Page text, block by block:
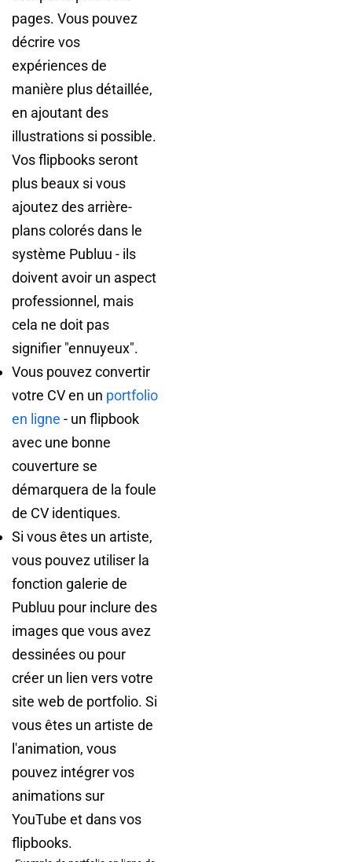
pages. Vous pouvez
décrire vos
expériences de
manière plus détaillée,
en ajoutant des
illustrations si possible.
Vos flipbooks seront
plus beaux si vous
ajoutez des arrière-
plans colorés dans le
système Publuu - ils
doivent avoir un aspect
professionnel, mais
cela ne doit pas
signifier "ennuyeux".
Vous pouvez convertir
votre CV en un portfolio
en ligne - un flipbook
avec une bonne
couverture se
démarquera de la foule
de CV identiques.
Si vous êtes un artiste,
vous pouvez utiliser la
fonction galerie de
Publuu pour inclure des
images que vous avez
dessinées ou pour
créer un lien vers votre
site web de portfolio. Si
vous êtes un artiste de
l'animation, vous
pouvez intégrer vos
animations sur
YouTube et dans vos
flipbooks.